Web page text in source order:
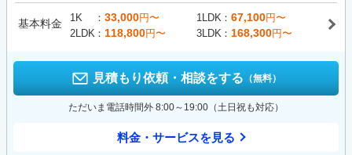
基本料金 1K 33,000円〜 1LDK 67,100円〜
2LDK
118,800円〜 3LDK 168,300円〜
見積もり依頼・相談をする （無料）
ただいま電話時間外 8:00～19:00（土日祝も対応）
料金・サービスを見る